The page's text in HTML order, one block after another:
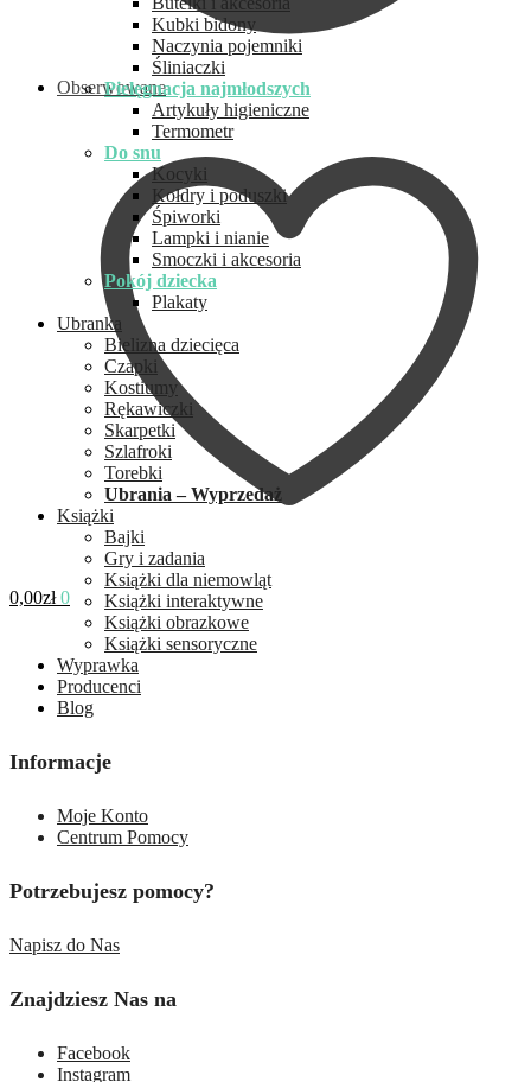
Obserwowane
0,00zł 0
Kubki bidony
Naczynia pojemniki
Śliniaczki
Pielęgnacja najmłodszych
Artykuły higieniczne
Termometr
Do snu
Kocyki
Kołdry i poduszki
Śpiworki
Lampki i nianie
Smoczki i akcesoria
Pokój dziecka
Plakaty
Ubranka
Bielizna dziecięca
Czapki
Kostiumy
Rękawiczki
Skarpetki
Szlafroki
Torebki
Ubrania – Wyprzedaż
Książki
Bajki
Gry i zadania
Książki dla niemowląt
Książki interaktywne
Książki obrazkowe
Książki sensoryczne
Wyprawka
Producenci
Blog
Informacje
Moje Konto
Centrum Pomocy
Potrzebujesz pomocy?
Napisz do Nas
Znajdziesz Nas na
Facebook
Instagram